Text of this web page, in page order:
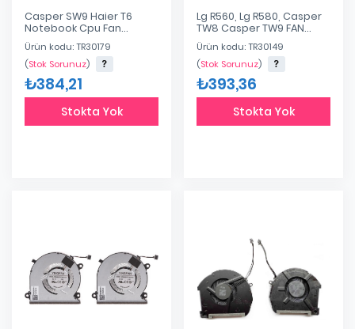
Casper SW9 Haier T6
Notebook Cpu Fan
AB5905HX-GD3
Ürün kodu: TR30179
(Stok Sorunuz)
₺384,21
Stokta Yok
Lg R560, Lg R580, Casper
TW8 Casper TW9 FAN
AB8205UX-DB3
Ürün kodu: TR30149
(Stok Sorunuz)
₺393,36
Stokta Yok